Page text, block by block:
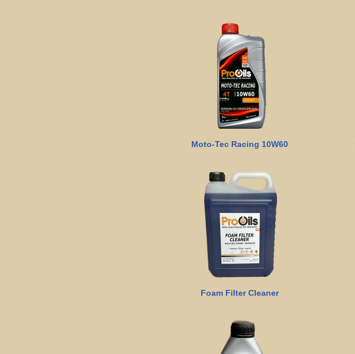
Moto-Tec Racing 10W60
Foam Filter Cleaner